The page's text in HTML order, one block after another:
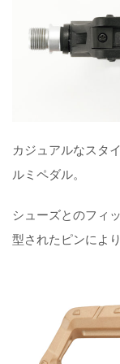
カジュアルなスタ
ルミペダル。
シューズとのフィ
型されたピンによ